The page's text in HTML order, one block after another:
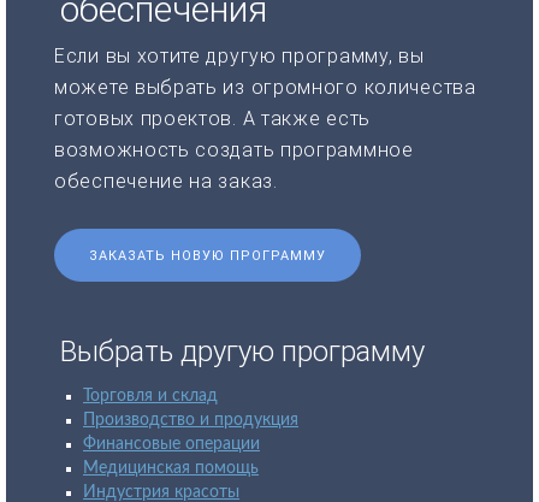
обеспечения
Если вы хотите другую программу, вы
можете выбрать из огромного количества
готовых проектов. А также есть
возможность создать программное
обеспечение на заказ.
ЗАКАЗАТЬ НОВУЮ ПРОГРАММУ
Выбрать другую программу
Торговля и склад
Производство и продукция
Финансовые операции
Медицинская помощь
Индустрия красоты